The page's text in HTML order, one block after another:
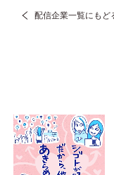
配信企業一覧にもど